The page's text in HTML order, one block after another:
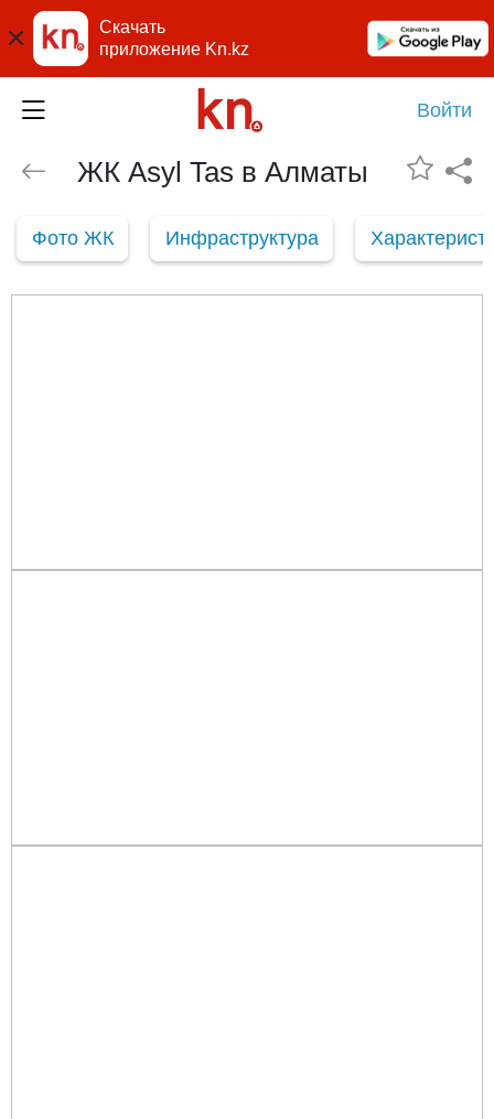
Скачать
приложение Kn.kz
Войти
ЖК Asyl Tas в Алматы
Фото ЖК Инфраструктура